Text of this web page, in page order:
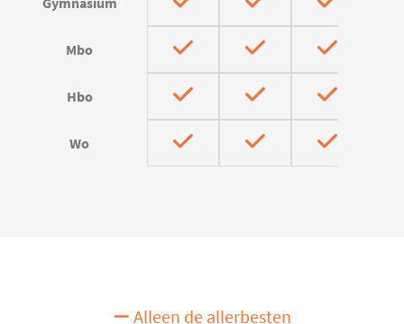
Mbo
Hbo
Wo
Alleen de allerbesten